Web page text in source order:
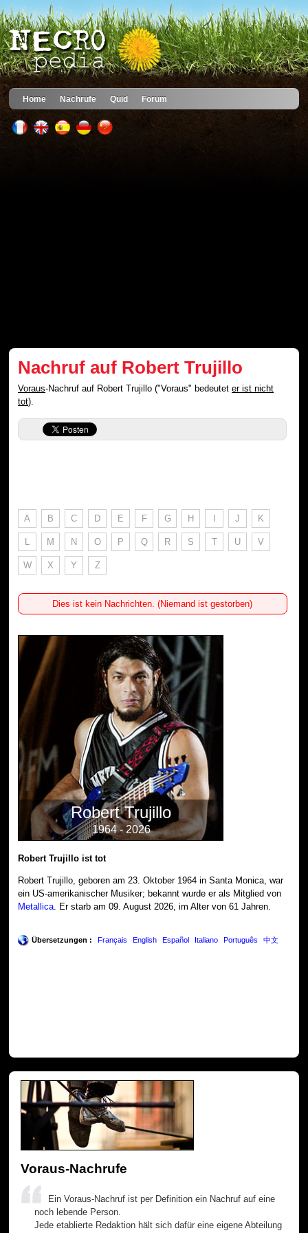
Home Nachrufe Quid Forum
Nachruf auf Robert Trujillo
Voraus-Nachruf auf Robert Trujillo ("Voraus" bedeuteter ist nicht
tot).
A B C D E F G H I J K
L M N O P Q R S T U V
W X Y Z
Dies ist kein Nachrichten. (Niemand ist gestorben)
Robert Trujillo
1964 - 2026
Robert Trujillo ist tot
Robert Trujillo, geboren am 23. Oktober 1964 in Santa Monica, war
ein US-amerikanischer Musiker; bekannt wurde er als Mitglied von
Metallica . Er starb am 09. August 2026, im Alter von 61 Jahren.
Übersetzungen : Français English Español Italiano Português 中文
Voraus-Nachrufe
Ein Voraus-Nachruf ist per Definition ein Nachruf auf eine
noch lebende Person.
Jede etablierte Redaktion hält sich dafür eine eigene Abteilung